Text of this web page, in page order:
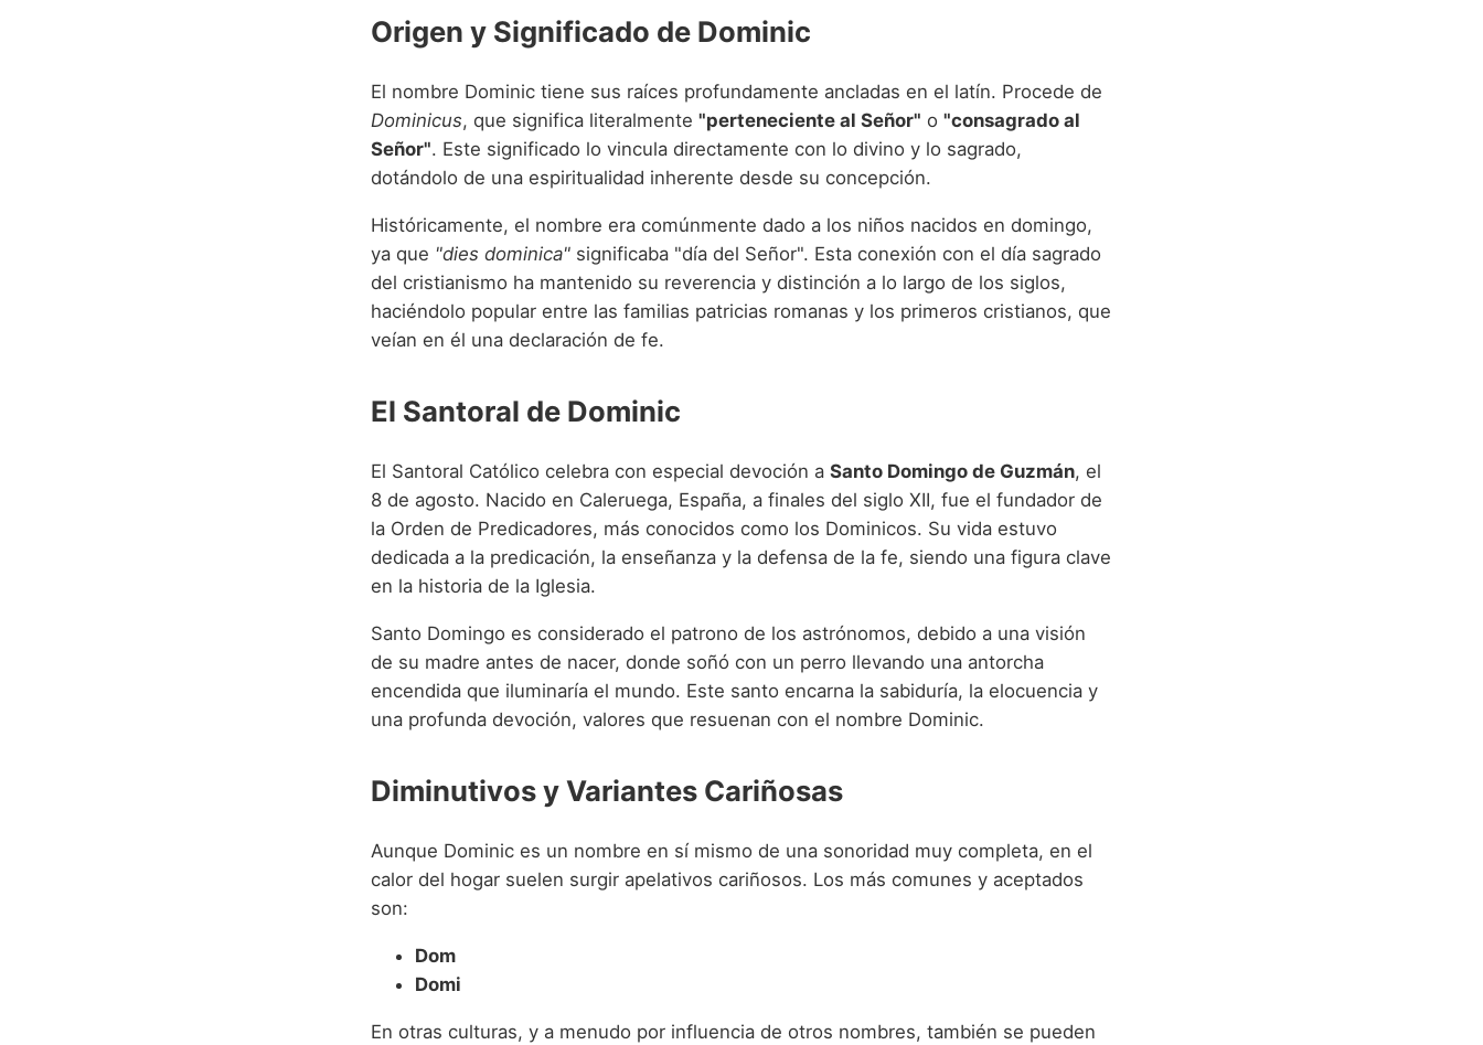
Origen y Significado de Dominic
El nombre Dominic tiene sus raíces profundamente ancladas en el latín. Procede de
Dominicus, que significa literalmente "perteneciente al Señor" o "consagrado al
Señor". Este significado lo vincula directamente con lo divino y lo sagrado,
dotándolo de una espiritualidad inherente desde su concepción.
Históricamente, el nombre era comúnmente dado a los niños nacidos en domingo,
ya que "dies dominica" significaba "día del Señor". Esta conexión con el día sagrado
del cristianismo ha mantenido su reverencia y distinción a lo largo de los siglos,
haciéndolo popular entre las familias patricias romanas y los primeros cristianos, que
veían en él una declaración de fe.
El Santoral de Dominic
El Santoral Católico celebra con especial devoción a Santo Domingo de Guzmán, el
8 de agosto. Nacido en Caleruega, España, a finales del siglo XII, fue el fundador de
la Orden de Predicadores, más conocidos como los Dominicos. Su vida estuvo
dedicada a la predicación, la enseñanza y la defensa de la fe, siendo una figura clave
en la historia de la Iglesia.
Santo Domingo es considerado el patrono de los astrónomos, debido a una visión
de su madre antes de nacer, donde soñó con un perro llevando una antorcha
encendida que iluminaría el mundo. Este santo encarna la sabiduría, la elocuencia y
una profunda devoción, valores que resuenan con el nombre Dominic.
Diminutivos y Variantes Cariñosas
Aunque Dominic es un nombre en sí mismo de una sonoridad muy completa, en el
calor del hogar suelen surgir apelativos cariñosos. Los más comunes y aceptados
son:
Dom
Domi
En otras culturas, y a menudo por influencia de otros nombres, también se pueden